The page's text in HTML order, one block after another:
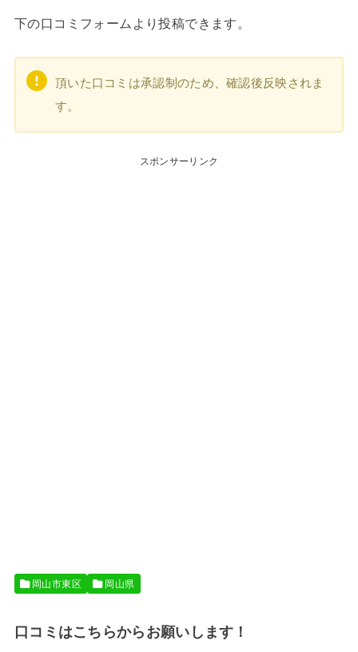
下の口コミフォームより投稿できます。
頂いた口コミは承認制のため、確認後反映されま
す。
スポンサーリンク
岡山市東区 岡山県
口コミはこちらからお願いします！